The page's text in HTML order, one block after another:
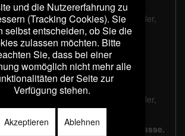
10 €
für Schwerbehinderte ab 50%, Schüler,
mit Dortmund Pass.
Programme:
ermäßigt 14 €
13 €
für Schwerbehinderte ab 50%, Schüler,
mit Dortmund Pass.
die Bezahlung an der Abendkasse.
und die Nutzererfahrung zu
(Tracking Cookies). Sie
selbst entscheiden, ob Sie die
zulassen möchten. Bitte
Sie, dass bei einer
womöglich nicht mehr alle
der Seite zur
Verfügung stehen.
Akzeptieren Ablehnen